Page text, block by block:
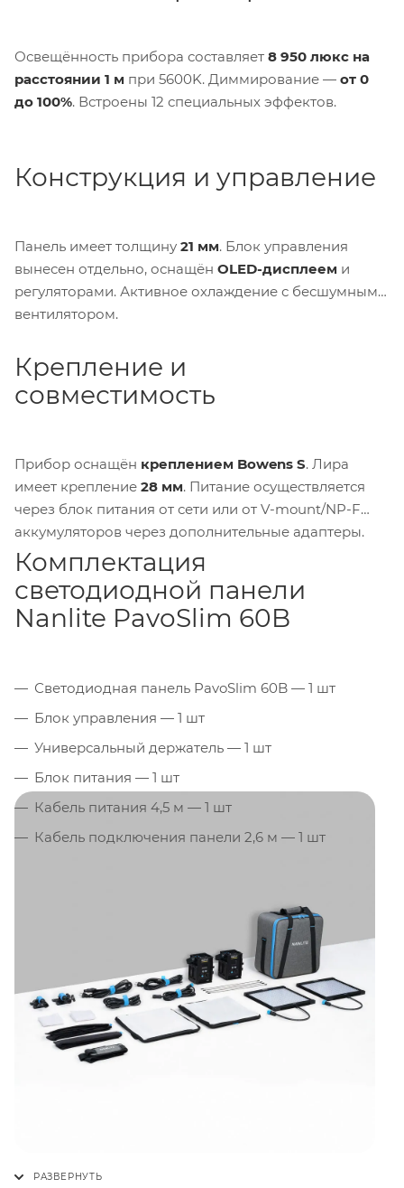
Освещённость прибора составляет 8 950 люкс на
расстоянии 1 м при 5600K. Диммирование — от 0
до 100%. Встроены 12 специальных эффектов.
Конструкция и управление
Панель имеет толщину 21 мм. Блок управления
вынесен отдельно, оснащён OLED-дисплеем и
регуляторами. Активное охлаждение с бесшумным
вентилятором.
Крепление и
совместимость
Прибор оснащён креплением Bowens S. Лира
имеет крепление 28 мм. Питание осуществляется
через блок питания от сети или от V-mount/NP-F
аккумуляторов через дополнительные адаптеры.
Комплектация
светодиодной панели
Nanlite PavoSlim 60B
Светодиодная панель PavoSlim 60B — 1 шт
Блок управления — 1 шт
Универсальный держатель — 1 шт
Блок питания — 1 шт
Кабель питания 4,5 м — 1 шт
Кабель подключения панели 2,6 м — 1 шт